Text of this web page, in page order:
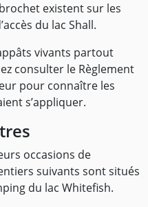
existent sur les
du lac Shall.
vivants partout
consulter le Règlement
pour connaître les
s’appliquer.
occasions de
suivants sont situés
du lac Whitefish.